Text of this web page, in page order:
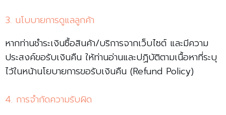
3. นโบบายการดูแลลูกค้า
หากท่านชำระเงินซื้อสินค้า/บริการจากเว็บไซต์ และมีความ
ประสงค์ขอรับเงินคืน ให้ท่านอ่านและปฏิบัติตามเนื้อหาที่ระบุ
ไว้ในหน้านโยบายการขอรับเงินคืน (Refund Policy)
4. การจำกัดความรับผิด